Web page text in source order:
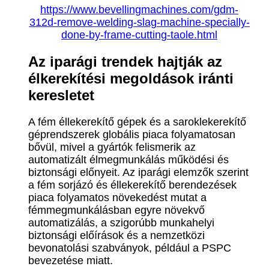
https://www.bevellingmachines.com/gdm-
312d-remove-welding-slag-machine-specially-
done-by-frame-cutting-taole.html
Az iparági trendek hajtják az
élkerekítési megoldások iránti
keresletet
A fém éllekerekítő gépek és a saroklekerekítő
géprendszerek globális piaca folyamatosan
bővül, mivel a gyártók felismerik az
automatizált élmegmunkálás működési és
biztonsági előnyeit. Az iparági elemzők szerint
a fém sorjázó és éllekerekítő berendezések
piaca folyamatos növekedést mutat a
fémmegmunkálásban egyre növekvő
automatizálás, a szigorúbb munkahelyi
biztonsági előírások és a nemzetközi
bevonatolási szabványok, például a PSPC
bevezetése miatt.